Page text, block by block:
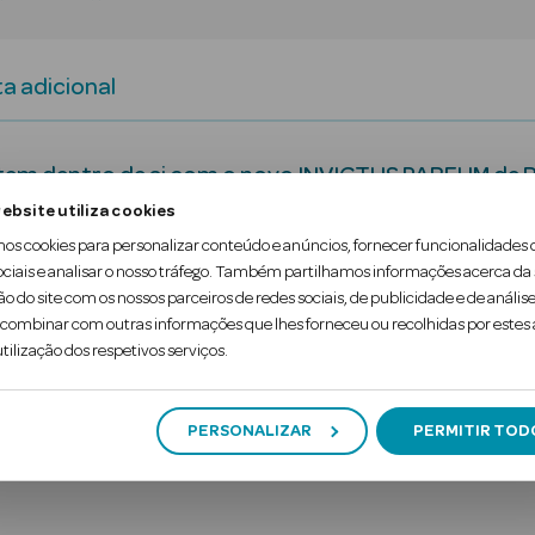
utiliza cookies
cookies para personalizar conteúdo e anúncios, fornecer funcionalidades
e analisar o nosso tráfego. Também partilhamos informações acerca da
do site com os nossos parceiros de redes sociais, de publicidade e de
com outras informações que lhes forneceu ou recolhidas por estes
dos respetivos serviços.
PERSONALIZAR PERMITIR
adicional
dentro de si com o novo INVICTUS PARFUM
Parfum é uma poderosa fragrância
numa j…